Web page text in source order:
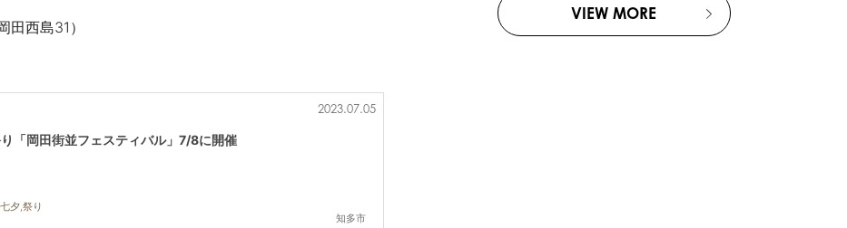
西島31）
知多市
2023.07.05
「岡田街並フェスティバル」7/8に開催
夕,祭り
VIEW MORE